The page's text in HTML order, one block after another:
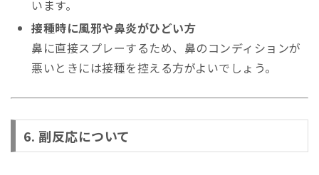
います。
接種時に風邪や鼻炎がひどい方
鼻に直接スプレーするため、鼻のコンディションが
悪いときには接種を控える方がよいでしょう。
6. 副反応について